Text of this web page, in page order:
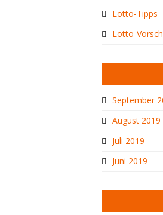
Lotto-Tipps
Lotto-
September
August 2019
Juli 2019
Juni 2019